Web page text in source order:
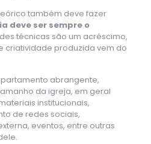
também deve fazer
deve ser sempre o
técnicas são um acréscimo,
criatividade produzida vem do
abrangente,
da igreja, em geral
institucionais,
de redes sociais,
eventos, entre outras